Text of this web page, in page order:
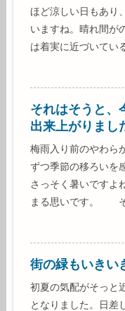
ほど涼しい日もあり
いますね。晴れ間が
は着実に近づいて
それはそうと、
出来上がりまし
梅雨入り前のやわら
ずつ季節の移ろいを
さっそく暑いですよ
まる思いです。 そ
街の緑もいきい
初夏の気配がそっと
となりました。日差